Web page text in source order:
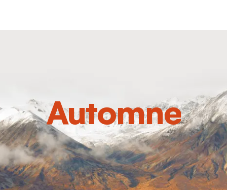
Hello!
You're visiting from
Automne